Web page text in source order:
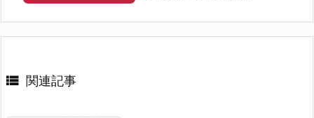
 関連記事